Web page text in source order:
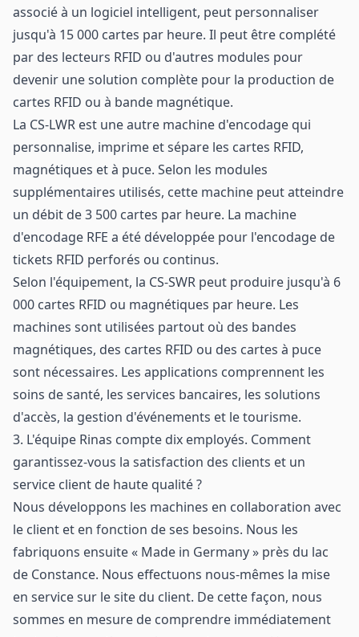
associé à un logiciel intelligent, peut personnaliser
jusqu'à 15 000 cartes par heure. Il peut être complété
par des lecteurs RFID ou d'autres modules pour
devenir une solution complète pour la production de
cartes RFID ou à bande magnétique.
La CS-LWR est une autre machine d'encodage qui
personnalise, imprime et sépare les cartes RFID,
magnétiques et à puce. Selon les modules
supplémentaires utilisés, cette machine peut atteindre
un débit de 3 500 cartes par heure. La machine
d'encodage RFE a été développée pour l'encodage de
tickets RFID perforés ou continus.
Selon l'équipement, la CS-SWR peut produire jusqu'à 6
000 cartes RFID ou magnétiques par heure. Les
machines sont utilisées partout où des bandes
magnétiques, des cartes RFID ou des cartes à puce
sont nécessaires. Les applications comprennent les
soins de santé, les services bancaires, les solutions
d'accès, la gestion d'événements et le tourisme.
3. L'équipe Rinas compte dix employés. Comment
garantissez-vous la satisfaction des clients et un
service client de haute qualité ?
Nous développons les machines en collaboration avec
le client et en fonction de ses besoins. Nous les
fabriquons ensuite « Made in Germany » près du lac
de Constance. Nous effectuons nous-mêmes la mise
en service sur le site du client. De cette façon, nous
sommes en mesure de comprendre immédiatement